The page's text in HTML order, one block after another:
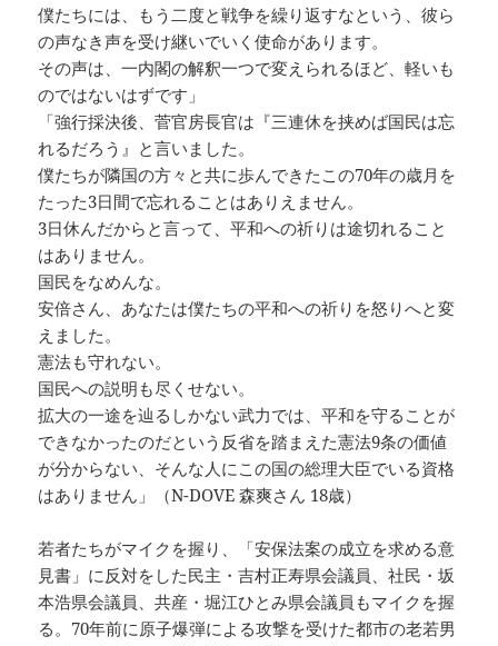
僕たちには、もう二度と戦争を繰り返すなという、彼ら
の声なき声を受け継いでいく使命があります。
その声は、一内閣の解釈一つで変えられるほど、軽いも
のではないはずです」
「強行採決後、菅官房長官は『三連休を挟めば国民は忘
れるだろう』と言いました。
僕たちが隣国の方々と共に歩んできたこの70年の歳月を
たった3日間で忘れることはありえません。
3日休んだからと言って、平和への祈りは途切れること
はありません。
国民をなめんな。
安倍さん、あなたは僕たちの平和への祈りを怒りへと変
えました。
憲法も守れない。
国民への説明も尽くせない。
拡大の一途を辿るしかない武力では、平和を守ることが
できなかったのだという反省を踏まえた憲法9条の価値
が分からない、そんな人にこの国の総理大臣でいる資格
はありません」（N-DOVE 森爽さん 18歳）
若者たちがマイクを握り、「安保法案の成立を求める意
見書」に反対をした民主・吉村正寿県会議員、社民・坂
本浩県会議員、共産・堀江ひとみ県会議員もマイクを握
る。70年前に原子爆弾による攻撃を受けた都市の老若男